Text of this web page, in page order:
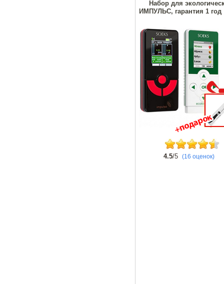
Набор для
ИМПУЛЬС, гарантия 1 год
4.5/5 (16 оценок)